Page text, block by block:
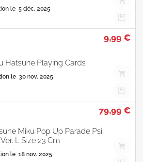
le 5 déc. 2025
9,99 €
Hatsune Playing Cards
le 30 nov. 2025
79,99 €
Miku Pop Up Parade Psi
L Size 23 Cm
le 18 nov. 2025